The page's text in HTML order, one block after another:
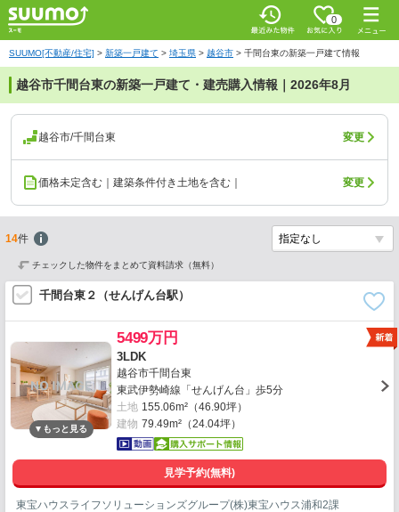
0
SUUMO[不動産/住宅] > 新築一戸建て > 埼玉県 > 越谷市 > 千間台東の新築一戸建て情報
越谷市千間台東の新築一戸建て・建売購入情報｜2026年8月
越谷市/千間台東 変更
価格未定含む｜建築条件付き土地を含む｜ 変更
14件
チェックした物件をまとめて資料請求（無料）
千間台東２（せんげん台駅）
5499万円
3LDK
越谷市千間台東
東武伊勢崎線「せんげん台」歩5分
土地 155.06m²（46.90坪）
建物 79.49m²（24.04坪）
見学予約(無料)
東宝ハウスライフソリューションズグループ(株)東宝ハウス浦和2課